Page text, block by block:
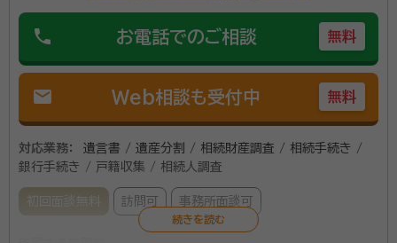
そのために活動している事務所です！
行政書士、海事代理士、宅地建物取引士、FP２級技能士、
上級終活ガイド
所属団体： 沖縄県行政書士会
phone お電話でのご相談 無料
mail Web相談も受付中 無料
対応業務：
遺言書 / 遺産分割 / 相続財産調査 / 相続手続き /
銀行手続き / 戸籍収集 / 相続人調査
初回面談無料 訪問可 事務所面談可